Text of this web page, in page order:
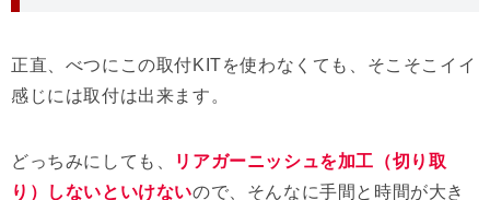
正直、べつにこの取付KITを使わなくても、そこそこイイ
感じには取付は出来ます。
どっちみにしても、
リアガーニッシュを加工（切り取
り）しないといけないので、そんなに手間と時間が大き